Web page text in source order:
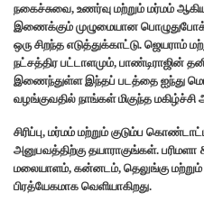
நகைச்சுவை, உணர்வு மற்றும் மர்மம்
இணைக்கும் முழுமையான
ஒரு சிறந்த எடுத்துக்காட்டு. ஜெயராம்
நட்சத்திர பட்டாளமும், பாண்டிராஜின்
இணைந்துள்ள இந்தப் படத்தை ஐந்து
வழங்குவதில் நாங்கள் மிகுந்த
சிரிப்பு, மர்மம் மற்றும் குடும்ப
அனுபவத்திற்கு தயாராகுங்கள்.
மலையாளம், கன்னடம், தெலுங்கு
பிரத்யேகமாக வெளியாகிறது.